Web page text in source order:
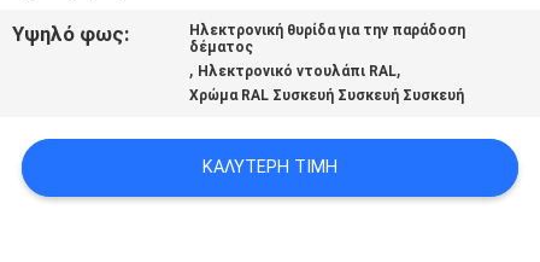
ΖΗΤΉΣΤΕ
ΑΠΌΣΠΑΣΜΑ
SITEMAP
Υψηλό φως:
Ηλεκτρονική θυρίδα για την παράδοση
δέματος
, Ηλεκτρονικό ντουλάπι RAL,
Χρώμα RAL Συσκευή Συσκευή Συσκευή
ΚΑΛΎΤΕΡΗ ΤΙΜΉ